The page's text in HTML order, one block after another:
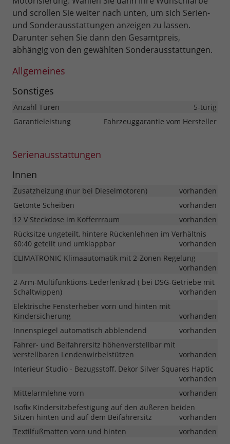
und scrollen Sie weiter nach unten, um sich Serien-
und Sonderausstattungen anzeigen zu lassen.
Darunter sehen Sie dann den Gesamtpreis,
abhängig von den gewählten Sonderausstattungen.
Allgemeines
Sonstiges
Anzahl Türen
5-türig
Garantieleistung
Fahrzeuggarantie vom Hersteller
Serienausstattungen
Innen
Zusatzheizung (nur bei Dieselmotoren)
vorhanden
Getönte Scheiben
vorhanden
12 V Steckdose im Kofferrraum
vorhanden
Rücksitze ungeteilt, hintere Rückenlehnen im Verhältnis
60:40 geteilt und umklappbar
vorhanden
CLIMATRONIC Klimaautomatik mit 2-Zonen Regelung
vorhanden
2-Arm-Multifunktions-Lederlenkrad ( bei DSG-Getriebe mit
Schaltwippen)
vorhanden
Elektrische Fensterheber vorn und hinten mit
Kindersicherung
vorhanden
Innenspiegel automatisch abblendend
vorhanden
Fahrer- und Beifahrersitz höhenverstellbar mit
verstellbaren Lendenwirbelstützen
vorhanden
Interieur Studio - Bezugsstoff, Dekor Silver Squares Haptic
vorhanden
Mittelarmlehne vorn
vorhanden
Isofix Kindersitzbefestigung auf den äußeren beiden
Sitzen hinten und auf dem Beifahrersitz
vorhanden
Textilfußmatten vorn und hinten
vorhanden